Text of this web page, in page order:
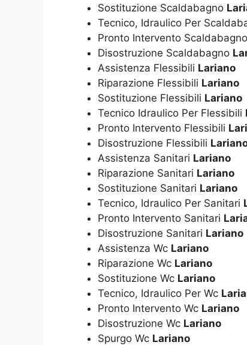
Sostituzione Scaldabagno
Tecnico, Idraulico Per
Pronto Intervento Scaldabagno
Disostruzione Scaldabagno
Assistenza Flessibili Lariano
Riparazione Flessibili Lariano
Sostituzione Flessibili Lariano
Tecnico Idraulico Per Flessibili
Pronto Intervento Flessibili
Disostruzione Flessibili
Assistenza Sanitari Lariano
Riparazione Sanitari Lariano
Sostituzione Sanitari Lariano
Tecnico, Idraulico Per Sanitari
Pronto Intervento Sanitari
Disostruzione Sanitari Lariano
Assistenza Wc Lariano
Riparazione Wc Lariano
Sostituzione Wc Lariano
Tecnico, Idraulico Per Wc
Pronto Intervento Wc Lariano
Disostruzione Wc Lariano
Spurgo Wc Lariano